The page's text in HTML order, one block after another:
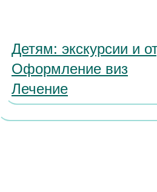
Детям: экскурсии и
Оформление виз
Лечение